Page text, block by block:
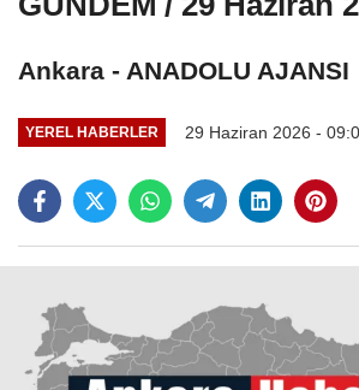
Ankara - ANADOLU AJANSI
YEREL HABERLER 29 Haziran 2026 -